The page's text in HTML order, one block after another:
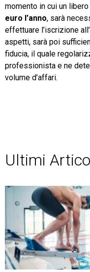
momento in cui un
euro l’anno, sarà
effettuare l’iscrizione
aspetti, sarà poi
fiducia, il quale
professionista e ne
volume d’affari.
Ultimi